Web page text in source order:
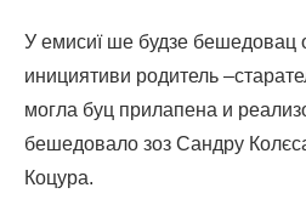
У емисиї ше будзе бешедовац
инициятиви родитель
могла буц прилапена и
бешедовало зоз Сандру
Коцура.